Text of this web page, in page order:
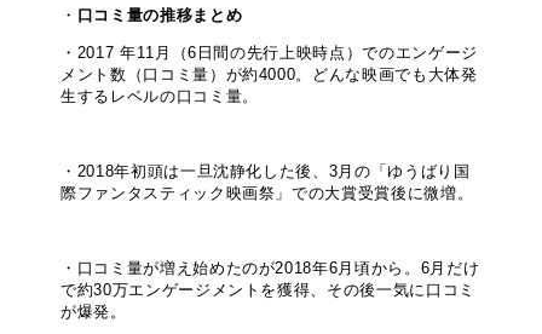
口コミ量の推移まとめ
・2017 年11月（6日間の先行上映時点）でのエンゲージ
メント数（口コミ量）が約4000。どんな映画でも大体発
生するレベルの口コミ量。
・2018年初頭は一旦沈静化した後、3月の「ゆうばり国
際ファンタスティック映画祭」での大賞受賞後に微増。
・口コミ量が増え始めたのが2018年6月頃から。6月だけ
で約30万エンゲージメントを獲得、その後一気に口コミ
が爆発。